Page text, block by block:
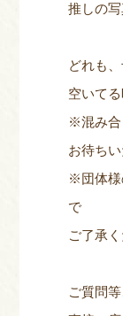
推しの
どれも
空いて
※混み合
お待ち
※団体様
で
ご了承く
ご質問